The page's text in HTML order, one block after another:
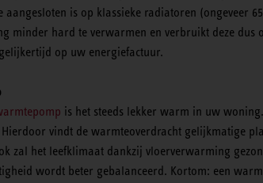
aangesloten is op klassieke radiatoren (ongeveer
minder hard te verwarmen en verbruikt deze dus
op uw energiefactuur.
is het steeds lekker warm in uw
vindt de warmteoverdracht gelijkmatige
zal het leefklimaat dankzij vloerverwarming
wordt beter gebalanceerd. Kortom: een